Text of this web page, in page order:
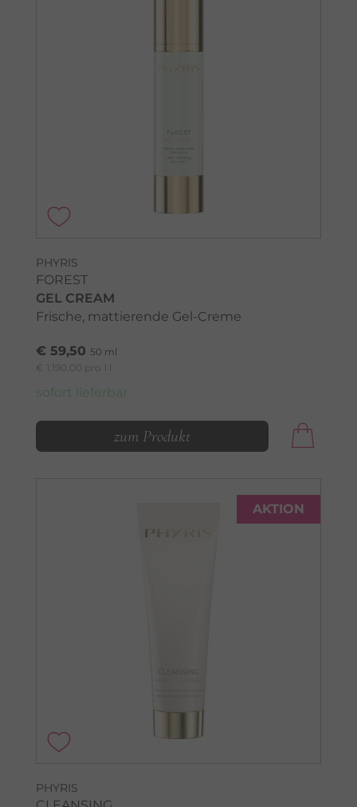
PHYRIS
FOREST
GEL CREAM
Frische, mattierende Gel-Creme
€ 59,50 50 ml
€ 1.190,00 pro 1 l
sofort lieferbar
zum Produkt
AKTION
PHYRIS